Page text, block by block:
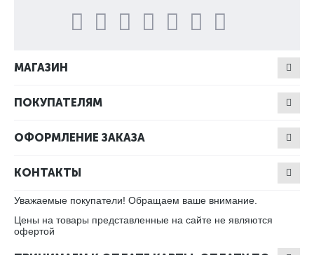
МАГАЗИН
ПОКУПАТЕЛЯМ
ОФОРМЛЕНИЕ ЗАКАЗА
КОНТАКТЫ
Уважаемые покупатели! Обращаем ваше внимание.
Цены на товары представленные на сайте не являются
офертой